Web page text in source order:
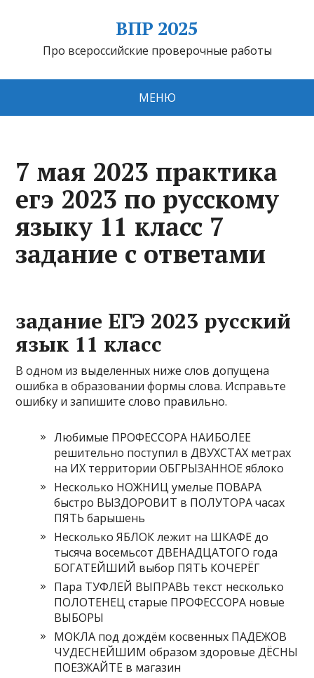
ВПР 2025
Про всероссийские проверочные работы
МЕНЮ
7 мая 2023 практика
егэ 2023 по русскому
языку 11 класс 7
задание с ответами
задание ЕГЭ 2023 русский
язык 11 класс
В одном из выделенных ниже слов допущена
ошибка в образовании формы слова. Исправьте
ошибку и запишите слово правильно.
Любимые ПРОФЕССОРА НАИБОЛЕЕ
решительно поступил в ДВУХСТАХ метрах
на ИХ территории ОБГРЫЗАННОЕ яблоко
Несколько НОЖНИЦ умелые ПОВАРА
быстро ВЫЗДОРОВИТ в ПОЛУТОРА часах
ПЯТЬ барышень
Несколько ЯБЛОК лежит на ШКАФЕ до
тысяча восемьсот ДВЕНАДЦАТОГО года
БОГАТЕЙШИЙ выбор ПЯТЬ КОЧЕРЁГ
Пара ТУФЛЕЙ ВЫПРАВЬ текст несколько
ПОЛОТЕНЕЦ старые ПРОФЕССОРА новые
ВЫБОРЫ
МОКЛА под дождём косвенных ПАДЕЖОВ
ЧУДЕСНЕЙШИМ образом здоровые ДЁСНЫ
ПОЕЗЖАЙТЕ в магазин